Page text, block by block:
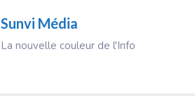
Sunvi Média
La nouvelle couleur de l'Info